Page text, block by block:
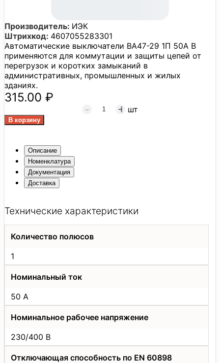
Производитель: ИЭК
Штрихкод: 4607055283301
Автоматические выключатели BA47-29 1П 50A B
применяются для коммутации и защиты цепей от
перегрузок и коротких замыканий в
административных, промышленных и жилых
зданиях.
315.00 ₽
шт
Описание
Номенклатура
Документация
Доставка
Технические характеристики
Количество полюсов
1
Номинальный ток
50 А
Номинальное рабочее напряжение
230/400 В
Отключающая способность по EN 60898